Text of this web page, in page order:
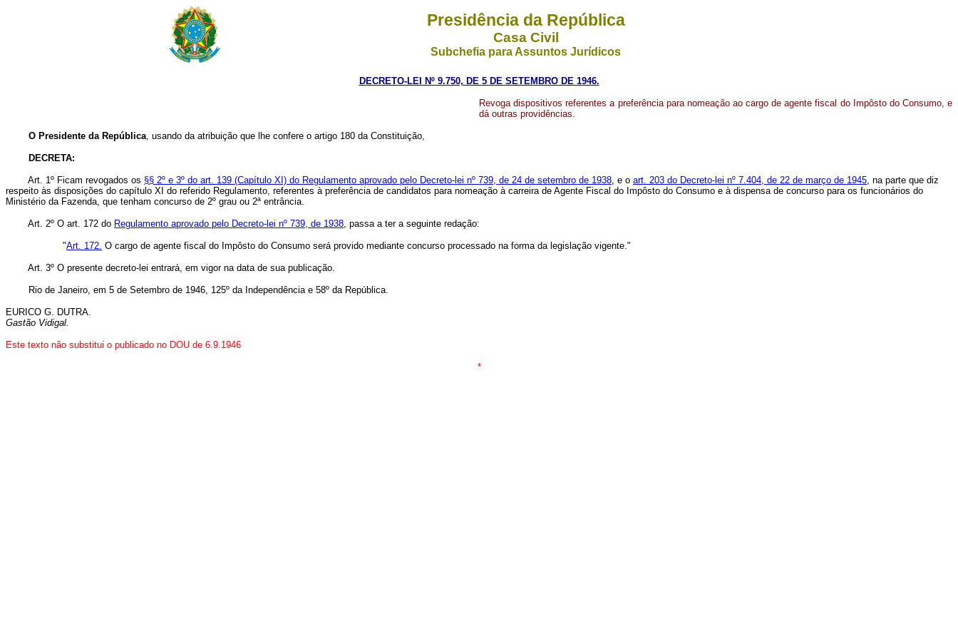
Presidência da República
Casa Civil
Subchefia para Assuntos Jurídicos
DECRETO-LEI Nº 9.750, DE 5 DE SETEMBRO DE 1946.
Revoga dispositivos referentes a preferência para nomeação ao cargo de agente fiscal do Impôsto do Consumo, e
dá outras providências.
O Presidente da República, usando da atribuição que lhe confere o artigo 180 da Constituição,
DECRETA:
Art. 1º Ficam revogados os §§ 2º e 3º do art. 139 (Capítulo XI) do Regulamento aprovado pelo Decreto-lei nº 739, de 24 de setembro de 1938, e o art. 203 do Decreto-lei nº 7.404, de 22 de março de 1945, na parte que diz
respeito às disposições do capítulo XI do referido Regulamento, referentes à preferência de candidatos para nomeação à carreira de Agente Fiscal do Impôsto do Consumo e à dispensa de concurso para os funcionários do
Ministério da Fazenda, que tenham concurso de 2º grau ou 2ª entrância.
Art. 2º O art. 172 do Regulamento aprovado pelo Decreto-lei nº 739, de 1938, passa a ter a seguinte redação:
"Art. 172. O cargo de agente fiscal do Impôsto do Consumo será provido mediante concurso processado na forma da legislação vigente."
Art. 3º O presente decreto-lei entrará, em vigor na data de sua publicação.
Rio de Janeiro, em 5 de Setembro de 1946, 125º da Independência e 58º da República.
EURICO G. DUTRA.
Gastão Vidigal.
Este texto não substitui o publicado no DOU de 6.9.1946
*